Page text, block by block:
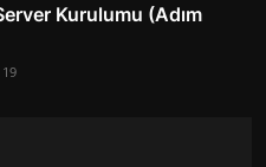
Kurulumu (Adım
19